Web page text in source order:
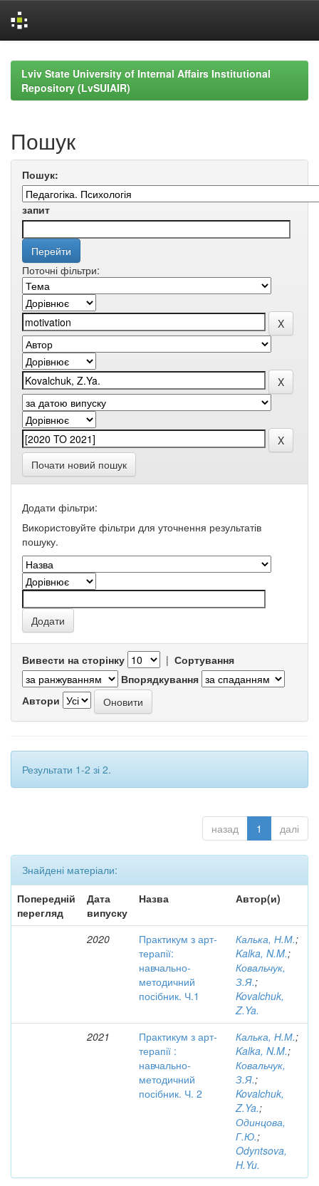
navigationLviv State University of Internal Affairs Institutional
Repository (LvSUIAIR)
Пошук
Пошук:
запит
Поточні фільтри:
Почати новий пошук
Додати фільтри:
Використовуйте фільтри для уточнення результатів
пошуку.
Вивести на сторінку | Сортування
Впорядкування
Автори
Результати 1-2 зі 2.
назад 1 далі
Знайдені матеріали:
Попередній
перегляд
Дата
випуску
Назва Автор(и)
2020
Практикум з арт-
терапії:
навчально-
методичний
посібник. Ч.1
Калька, Н.М.;
Kalka, N.M.;
Ковальчук,
З.Я.;
Kovalchuk,
Z.Ya.
2021
Практикум з арт-
терапії :
навчально-
методичний
посібник. Ч. 2
Калька, Н.М.;
Kalka, N.M.;
Ковальчук,
З.Я.;
Kovalchuk,
Z.Ya.;
Одинцова,
Г.Ю.;
Odyntsova,
H.Yu.